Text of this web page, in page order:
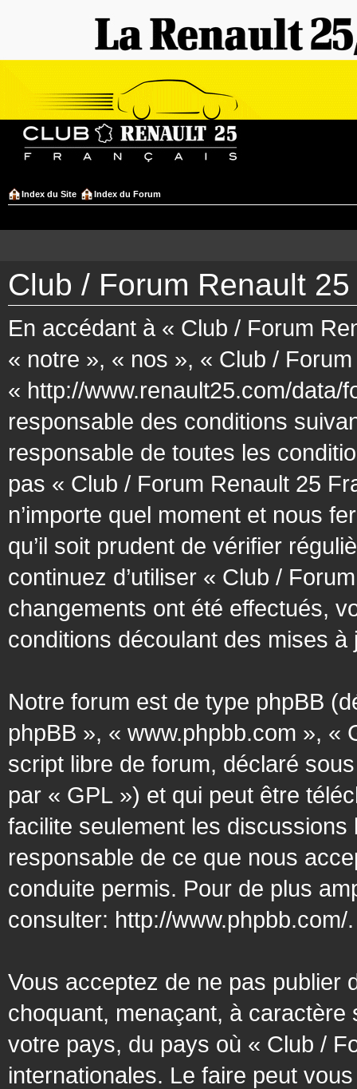
Index du Site Index du Forum
Club / Forum Renault
En accédant à « Club / Forum
« notre », « nos », « Club /
« http://www.renault25.com/data/
responsable des conditions
responsable de toutes les
pas « Club / Forum Renault 25
n’importe quel moment et nous
qu’il soit prudent de vérifier
continuez d’utiliser « Club /
changements ont été effectués,
conditions découlant des mises
Notre forum est de type phpBB
phpBB », « www.phpbb.com », «
script libre de forum, déclaré
par « GPL ») et qui peut être
facilite seulement les
responsable de ce que nous
conduite permis. Pour de plus
consulter: http://www.phpbb.com/.
Vous acceptez de ne pas publier
choquant, menaçant, à
votre pays, du pays où « Club /
internationales. Le faire peut